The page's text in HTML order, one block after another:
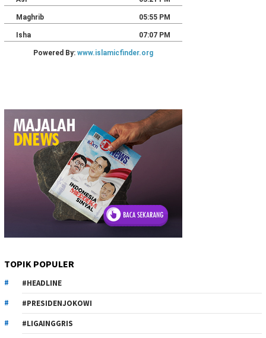
TOPIK POPULER
#HEADLINE
#PRESIDENJOKOWI
#LIGAINGGRIS